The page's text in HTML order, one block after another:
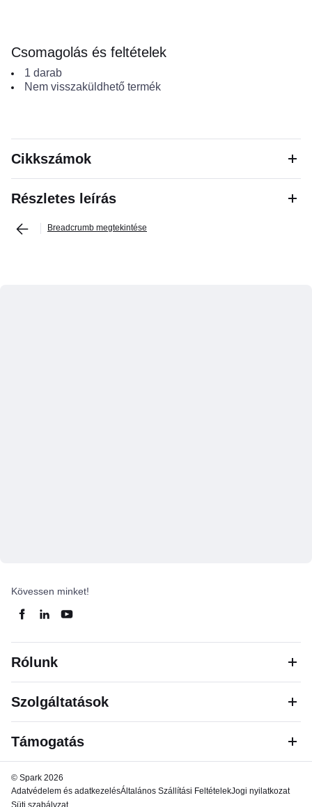
Csomagolás és feltételek
1 darab
Nem visszaküldhető termék
Cikkszámok
Részletes leírás
Breadcrumb megtekintése
Kövessen minket!
Rólunk
Szolgáltatások
Támogatás
© Spark 2026
Adatvédelem és adatkezelésÁltalános Szállítási FeltételekJogi nyilatkozat
Süti szabályzat